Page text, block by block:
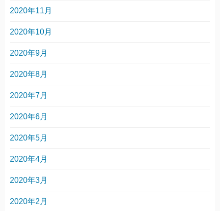
2020年11月
2020年10月
2020年9月
2020年8月
2020年7月
2020年6月
2020年5月
2020年4月
2020年3月
2020年2月